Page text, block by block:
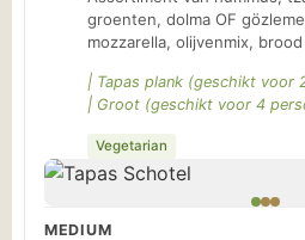
plat
groenten, dolma OF
mozzarella, olijvenmix,
| Tapas plank (geschikt voor
| Groot (geschikt voor 4
Vegetarian
MEDIUM